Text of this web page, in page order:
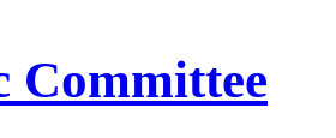
Committee